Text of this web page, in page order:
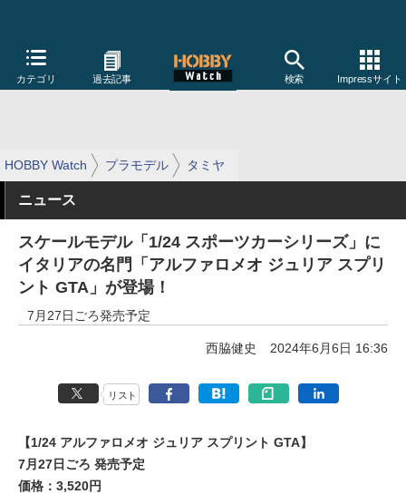
カテゴリ 過去記事 検索 Impressサイト
HOBBY Watch プラモデル タミヤ
ニュース
スケールモデル「1/24 スポーツカーシリーズ」に
イタリアの名門「アルファロメオ ジュリア スプリ
ント GTA」が登場！
7月27日ごろ発売予定
西脇健史 2024年6月6日 16:36
リスト
【1/24 アルファロメオ ジュリア スプリント GTA】
7月27日ごろ 発売予定
価格：3,520円